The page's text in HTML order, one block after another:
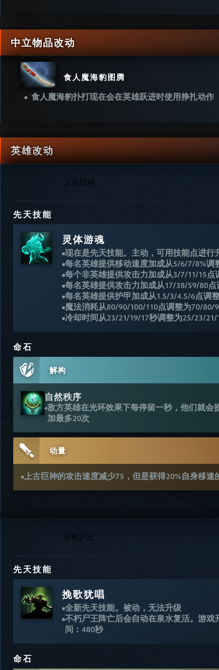
中立物品改动
食人魔海豹图腾
食人魔海豹扑打现在会在英雄跃进时使用挣扎动作
英雄改动
上古巨神
先天技能
灵体游魂
现在是先天技能。主动，可用技能点进行
每名英雄提供移动速度加成从5/6/7/8%调
每个非英雄提供攻击力加成从3/7/11/15点
每名英雄提供攻击力加成从17/38/59/80
每名英雄提供护甲加成从1.5/3/4.5/6点调
魔法消耗从80/90/100/110点调整为70/80/
冷却时间从23/21/19/17秒调整为25/23/21/
命石
解构
自然秩序
敌方英雄在光环效果下每停留一秒，他们就会
加最多20次
动量
上古巨神的攻击速度减少75，但是获得20%自身移速
不朽尸王
先天技能
挽歌犹唱
全新先天技能。被动，无法升级
不朽尸王阵亡后会自动在泉水复活。游戏
间：480秒
命石